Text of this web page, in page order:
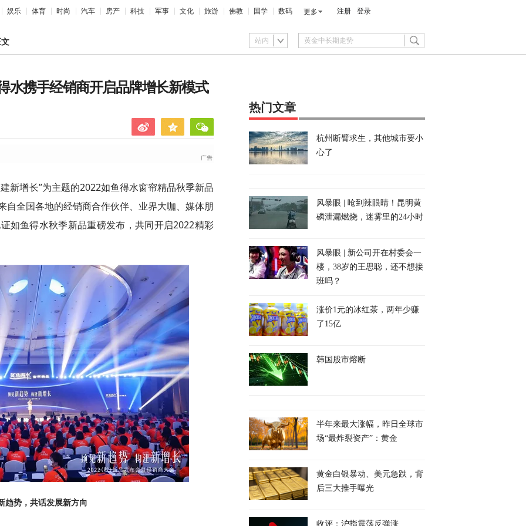
娱乐 体育 时尚 汽车 房产 科技 军事 文化 旅游 佛教 国学 数码 更多 注册 登录
站内
水携手经销商开启品牌增长新模式
新增长”为主题的2022如鱼得水窗帘精品秋季新品
自全国各地的经销商合作伙伴、业界大咖、媒体朋
如鱼得水秋季新品重磅发布，共同开启2022精彩
趋势，共话发展新方向
热门文章
杭州断臂求生，其他城市要小
心了
风暴眼 | 呛到辣眼睛！昆明黄
磷泄漏燃烧，迷雾里的24小时
风暴眼 | 新公司开在村委会一
楼，38岁的王思聪，还不想接
班吗？
涨价1元的冰红茶，两年少赚
了15亿
韩国股市熔断
半年来最大涨幅，昨日全球市
场“最炸裂资产”：黄金
黄金白银暴动、美元急跌，背
后三大推手曝光
收评：沪指震荡反弹涨